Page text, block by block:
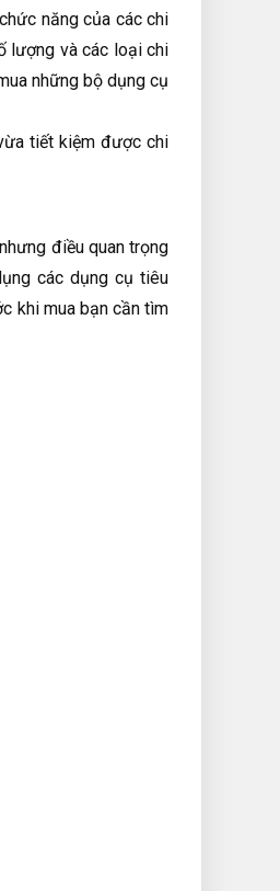
năng của các chi
lượng và các loại chi
những bộ dụng cụ
tiết kiệm được chi
điều quan trọng
các dụng cụ tiêu
khi mua bạn cần tìm